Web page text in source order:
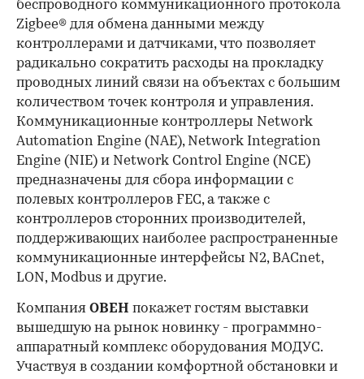
беспроводного коммуникационного протокола
Zigbee® для обмена данными между
контроллерами и датчиками, что позволяет
радикально сократить расходы на прокладку
проводных линий связи на объектах с большим
количеством точек контроля и управления.
Коммуникационные контроллеры Network
Automation Engine (NAE), Network Integration
Engine (NIE) и Network Control Engine (NCE)
предназначены для сбора информации с
полевых контроллеров FEC, а также с
контроллеров сторонних производителей,
поддерживающих наиболее распространенные
коммуникационные интерфейсы N2, BACnet,
LON, Modbus и другие.
Компания ОВЕН покажет гостям выставки
вышедшую на рынок новинку - программно-
аппаратный комплекс оборудования МОДУС.
Участвуя в создании комфортной обстановки и